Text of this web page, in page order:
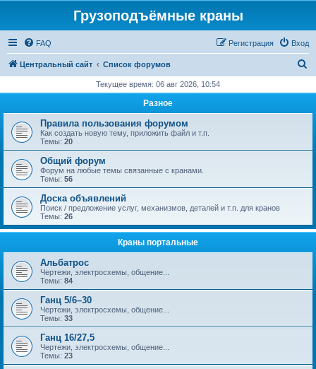
Грузоподъёмные краны
FAQ Вход
Регистрация
Центральный сайт Список форумов
с
Текущее время: 06 авг 2026, 10:54
Разное
Правила пользования форумом
Как создать новую тему, приложить файл и т.п.
Темы: 20
Общий форум
Форум на любые темы связанные с кранами.
Темы: 56
Доска объявлений
Поиск / предложение услуг, механизмов, деталей и т.п. для кранов
Темы: 26
Краны портальные
Альбатрос
Чертежи, электросхемы, общение...
Темы: 84
Ганц 5/6–30
Чертежи, электросхемы, общение...
Темы: 33
Ганц 16/27,5
Чертежи, электросхемы, общение...
Темы: 23